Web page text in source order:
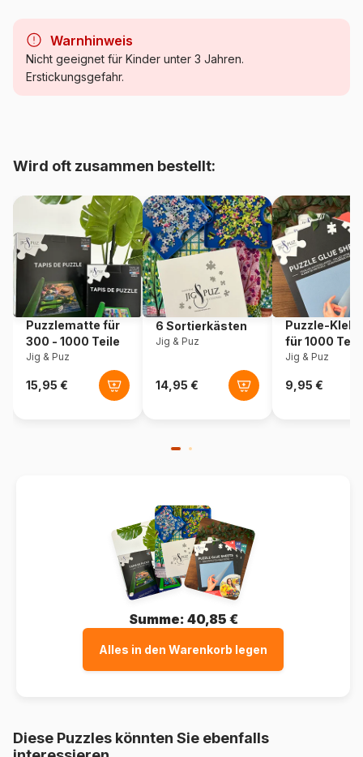
Kategorie Puzzle - Cottages und Chalets
Artikelnummer Grafika-F-32224
EAN 3663384322242
Teileanzahl 500 Teile
Maße 48 x 34 cm
Material
Verpackung Puzzlekarton
Warnhinweis
Nicht geeignet für Kinder unter 3 Jahren.
Erstickungsgefahr.
Wird oft zusammen bestellt:
Puzzlematte für
300 - 1000 Teile
Jig & Puz
6 Sortierkästen
Jig & Puz
Puzzle-
für 1000
Jig & Puz
Summe: 40,85 €
Alles in den Warenkorb legen
Diese Puzzles könnten Sie ebenfalls